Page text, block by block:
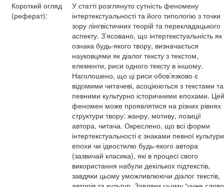
Короткий огляд
(реферат):
У статті розглянуто сутність феномену
інтертекстуальності та його типологію з точки
зору лінгвістичних теорій та перекладацького
аспекту. З’ясовано, що інтертекстуальність як
ознака будь-якого твору, визначається
науковцями як діалог тексту з текстом,
елементи, риси одного тексту в іншому.
Наголошено, що ці риси обов’язково є
відомими читачеві, асоціюються з текстами та
певними культурно історичними епохами. Цей
феномен може проявлятися на різних рівнях
структури твору: жанру, мотиву, позиції
автора, читача. Окреслено, що всі форми
інтертекстуальності є знаками певної
епохи чи ідеостилю будь-якого автора
(зазвичай класика), які в процесі свого
використання набули декількох підтекстів,
завдяки цьому уможливлюючи діалог текстів,